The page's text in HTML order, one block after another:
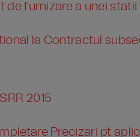
de furnizare a unei
la Contractul
2015
Precizari pt